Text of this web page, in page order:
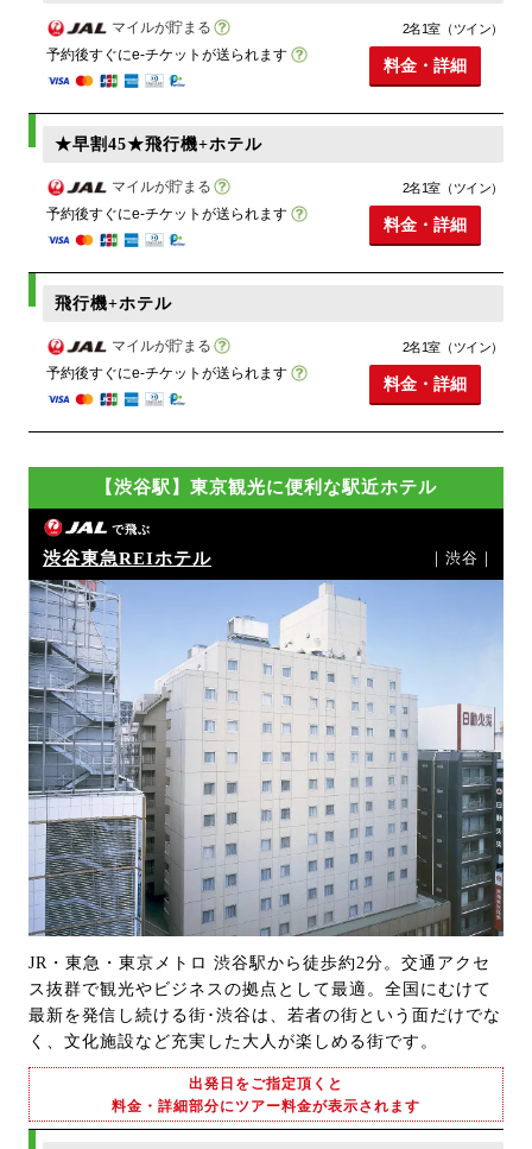
マイルが貯まる
予約後すぐにe-チケットが送られます
2名1室（ツイン）
料金・詳細
★早割45★飛行機+ホテル
マイルが貯まる
予約後すぐにe-チケットが送られます
2名1室（ツイン）
料金・詳細
飛行機+ホテル
マイルが貯まる
予約後すぐにe-チケットが送られます
2名1室（ツイン）
料金・詳細
【渋谷駅】東京観光に便利な駅近ホテル
で飛ぶ
渋谷東急REIホテル ｜渋谷｜
JR・東急・東京メトロ 渋谷駅から徒歩約2分。交通アクセ
ス抜群で観光やビジネスの拠点として最適。全国にむけて
最新を発信し続ける街･渋谷は、若者の街という面だけでな
く、文化施設など充実した大人が楽しめる街です。
出発日をご指定頂くと
料金・詳細部分にツアー料金が表示されます